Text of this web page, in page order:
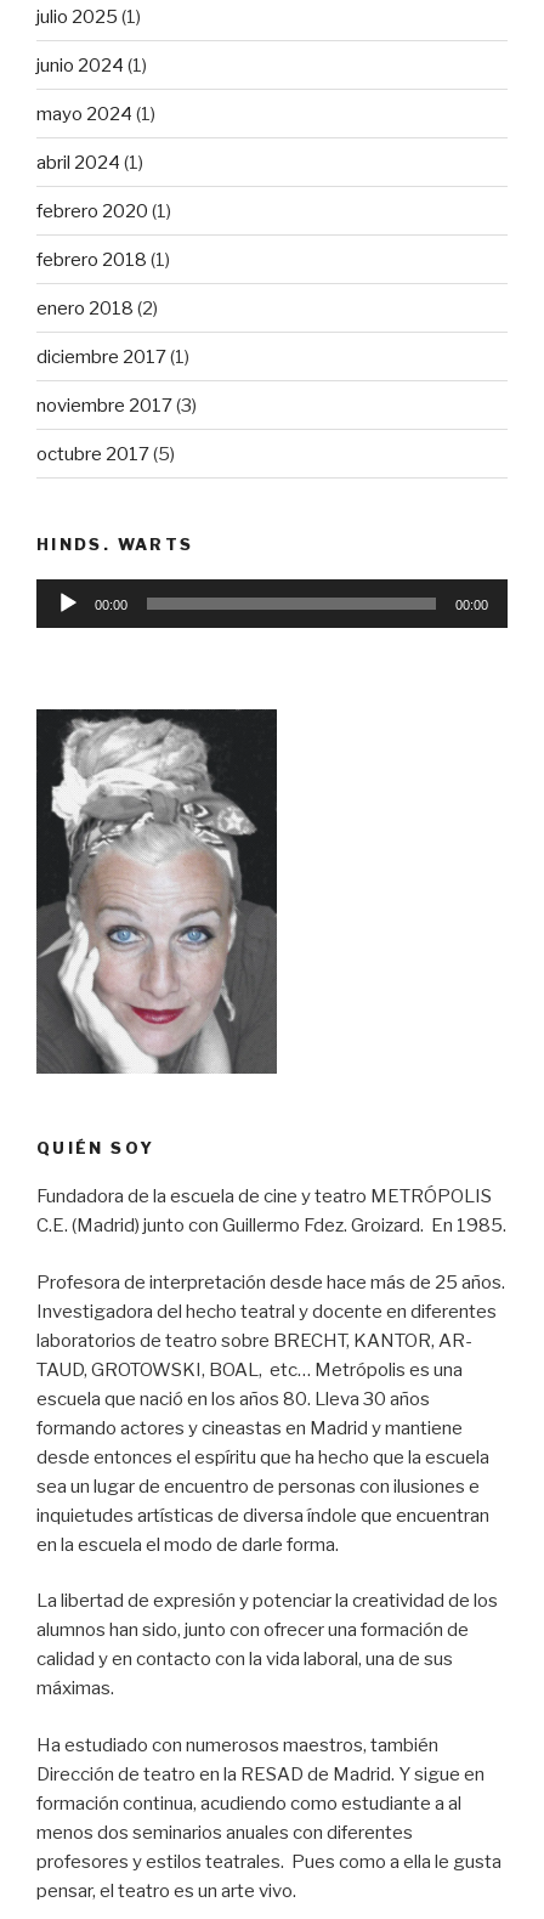
julio 2025 (1)
junio 2024 (1)
mayo 2024 (1)
abril 2024 (1)
febrero 2020 (1)
febrero 2018 (1)
enero 2018 (2)
diciembre 2017(1)
noviembre 2017(3)
octubre 2017(5)
HINDS. WARTS
Reproductor
00:00 00:00
QUIÉN SOY
Fundadora de la escuela de cine y teatro METRÓPOLIS
C.E. (Ma­drid) junto con Guillermo Fdez. Groizard. En 1985.
Profesora de interpretación desde hace más de 25 años.
Investi­gadora del hecho teatral y docente en diferentes
laboratorios de teatro sobre BRECHT, KANTOR, AR­
TAUD, GROTOWSKI, BOAL, etc… Metrópolis es una
escuela que nació en los años 80. Lleva 30 años
formando actores y cineastas en Madrid y mantiene
desde entonces el espíritu que ha hecho que la escuela
sea un lugar de encuentro de personas con ilusiones e
inquietudes artísticas de diversa índole que encuentran
en la escuela el modo de darle forma.
La libertad de expresión y potenciar la creatividad de los
alumnos han sido, junto con ofrecer una formación de
calidad y en contacto con la vida laboral, una de sus
máximas.
Ha estudiado con numerosos maestros, también
Dirección de teatro en la RESAD de Madrid. Y sigue en
formación continua, acudiendo como estudiante a al
menos dos seminarios anuales con diferentes
profesores y estilos teatrales. Pues como a ella le gusta
pensar, el teatro es un arte vivo.